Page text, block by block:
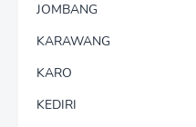
JOMBANG
KARAWANG
KARO
KEDIRI